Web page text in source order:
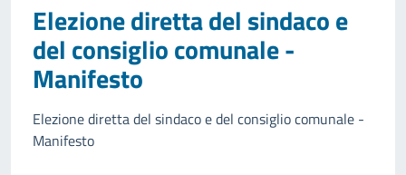
Elezione diretta del sindaco e
del consiglio comunale -
Manifesto
Elezione diretta del sindaco e del consiglio comunale -
Manifesto